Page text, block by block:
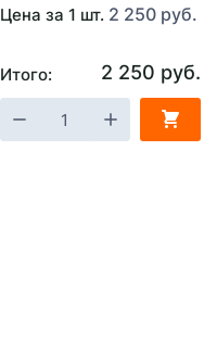
Цена за 1 шт. 2 250 руб.
Итого: 2 250 руб.